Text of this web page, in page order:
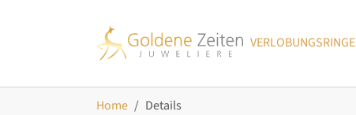
VERLOBUNGSRINGE
Home Details